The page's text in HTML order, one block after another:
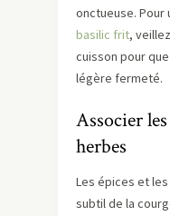
onctueuse. Pour
basilic frit,
cuisson pour
légère fermeté.
Associer
herbes
Les épices et
subtil de la